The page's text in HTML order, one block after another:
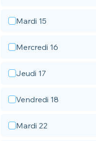
Mardi 15
Mercredi 16
Jeudi 17
Vendredi 18
Mardi 22